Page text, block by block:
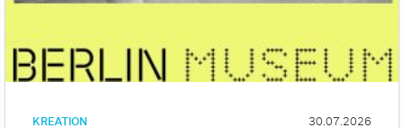
KREATION 30.07.2026